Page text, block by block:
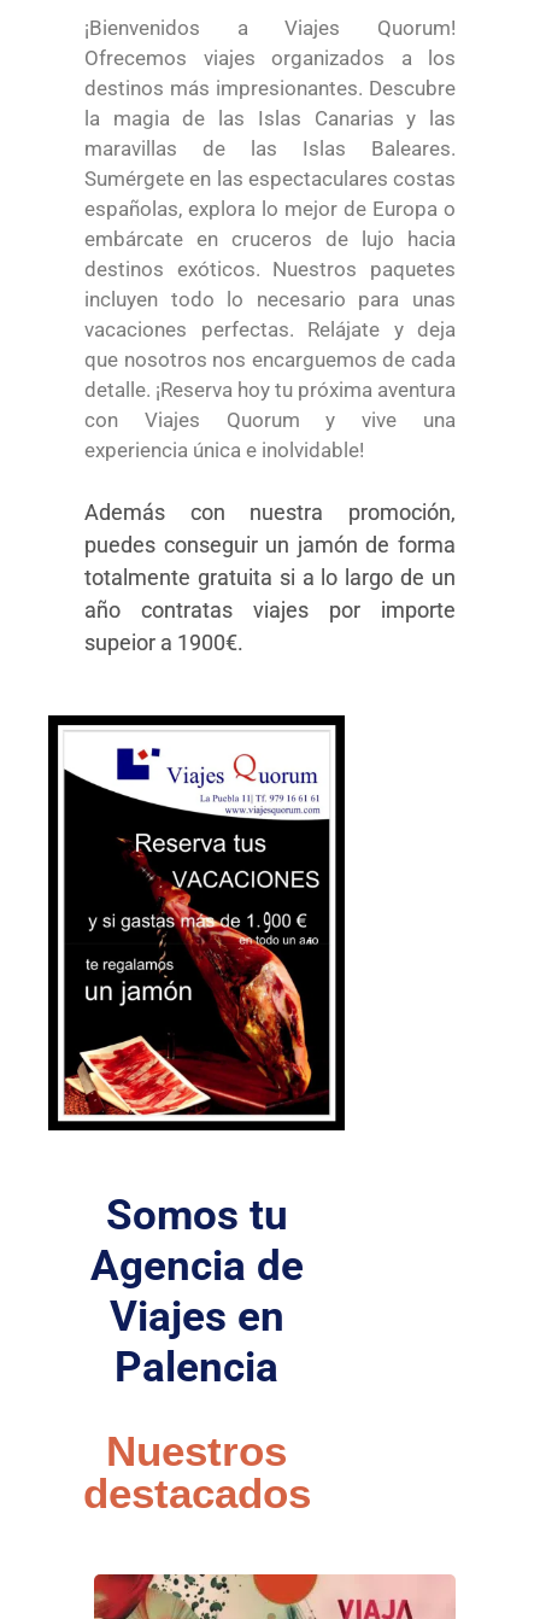
¡Bienvenidos a Viajes Quorum!
Ofrecemos viajes organizados a los
destinos más impresionantes. Descubre
la magia de las Islas Canarias y las
maravillas de las Islas Baleares.
Sumérgete en las espectaculares costas
españolas, explora lo mejor de Europa o
embárcate en cruceros de lujo hacia
destinos exóticos. Nuestros paquetes
incluyen todo lo necesario para unas
vacaciones perfectas. Relájate y deja
que nosotros nos encarguemos de cada
detalle. ¡Reserva hoy tu próxima aventura
con Viajes Quorum y vive una
experiencia única e inolvidable!
Además con nuestra promoción,
puedes conseguir un jamón de forma
totalmente gratuita si a lo largo de un
año contratas viajes por importe
supeior a 1900€.
Somos tu
Agencia de
Viajes en
Palencia
Nuestros
destacados